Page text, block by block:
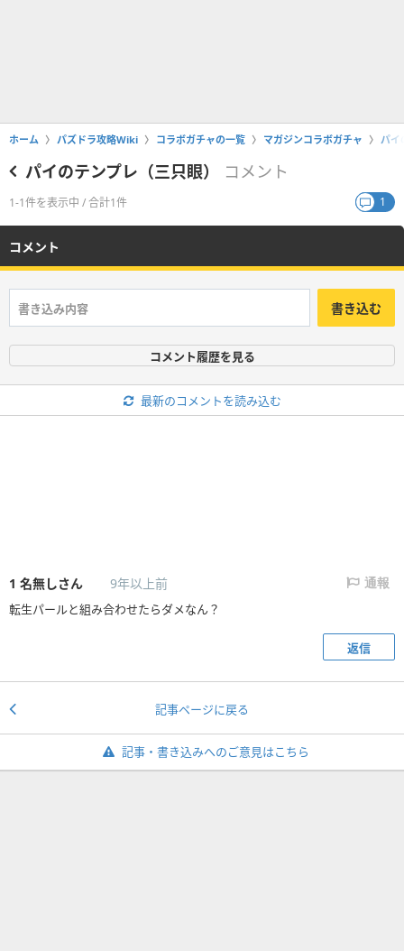
ホーム パズドラ攻略Wiki コラボガチャの一覧 マガジンコラボガチャ パイ
パイのテンプレ（三只眼） コメント
1-1件を表示中 / 合計1件 1
コメント
書き込む
コメント履歴を見る
最新のコメントを読み込む
1 名無しさん 9年以上前 通報
転生パールと組み合わせたらダメなん？
返信
記事ページに戻る
記事・書き込みへのご意見はこちら